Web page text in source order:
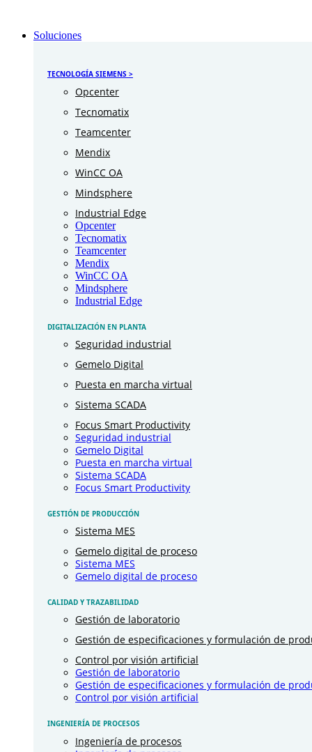
Soluciones
TECNOLOGÍA SIEMENS >
Opcenter
Tecnomatix
Teamcenter
Mendix
WinCC OA
Mindsphere
Industrial Edge
Opcenter
Tecnomatix
Teamcenter
Mendix
WinCC OA
Mindsphere
Industrial Edge
DIGITALIZACIÓN EN PLANTA
Seguridad industrial
Gemelo Digital
Puesta en marcha virtual
Sistema SCADA
Focus Smart Productivity
Seguridad industrial
Gemelo Digital
Puesta en marcha virtual
Sistema SCADA
Focus Smart Productivity
GESTIÓN DE PRODUCCIÓN
Sistema MES
Gemelo digital de proceso
Sistema MES
Gemelo digital de proceso
CALIDAD Y TRAZABILIDAD
Gestión de laboratorio
Gestión de especificaciones y formulación de
Control por visión artificial
Gestión de laboratorio
Gestión de especificaciones y formulación de
Control por visión artificial
INGENIERÍA DE PROCESOS
Ingeniería de procesos